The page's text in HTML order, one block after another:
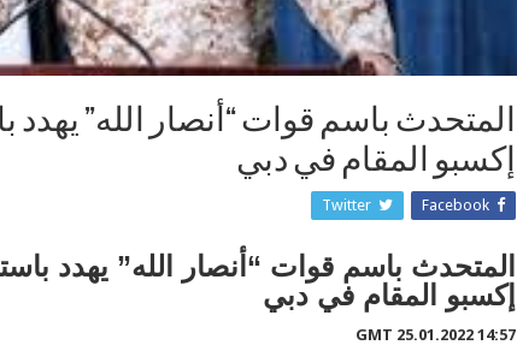
المتحدث باسم قوات “أنصار الله”
إكسبو المقام في دبي
Facebook
Twitter
المتحدث باسم قوات “أنصار الله” يهدد
إكسبو المقام في دبي
14:57 GMT 25.01.2022